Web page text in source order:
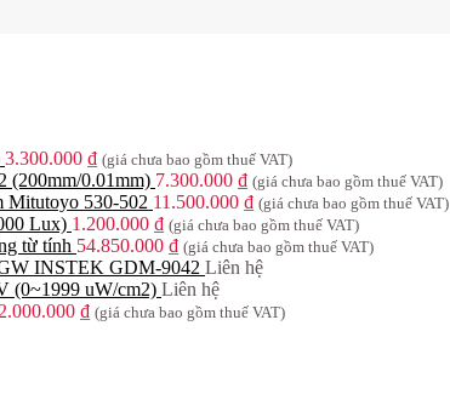
3.300.000 ₫ (giá chưa bao gồm thuế VAT)
(200mm/0.01mm) 7.300.000 ₫ (giá chưa bao gồm thuế VAT)
Mitutoyo 530-502 11.500.000 ₫ (giá chưa bao gồm thuế VAT)
Lux) 1.200.000 ₫ (giá chưa bao gồm thuế VAT)
từ tính 54.850.000 ₫ (giá chưa bao gồm thuế VAT)
INSTEK GDM-9042 Liên hệ
(0~1999 uW/cm2) Liên hệ
2.000.000 ₫ (giá chưa bao gồm thuế VAT)